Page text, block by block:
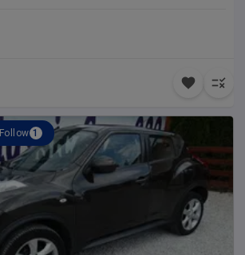
Follow 1